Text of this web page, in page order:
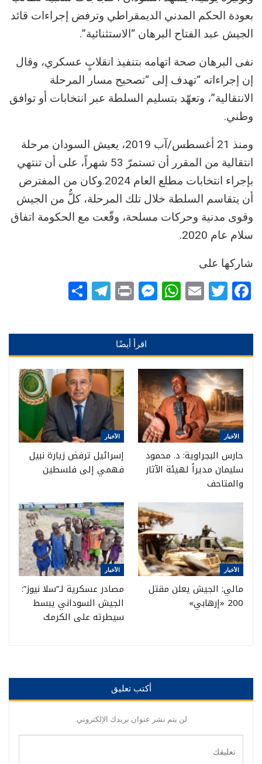
بعودة الحكم المدني الديمقراطي وترفض إجراءات قائد
الجيش عبد الفتاح البرهان “الاستثنائية”.
نفى البرهان صحة اتهامه بتنفيذ انقلابٍ عسكري، وقال
إن إجراءاته “تهدف إلى “تصحيح مسار المرحلة
الانتقالية”، وتعهّد بتسليم السلطة عبر انتخابات أو توافق
وطني.
ومنذ 21 أغسطس/آب 2019، يعيش السودان مرحلة
انتقالية من المقرر أن تستمرّ 53 شهراً، على أن تنتهي
بإجراء انتخابات مطلع العام 2024.وكان من المفترض
أن يتقاسم السلطة خلال تلك المرحلة، كلٌّ من الجيش
وقوى مدنية وحركات مسلحة، وقّعت مع الحكومة اتفاق
سلام عام 2020.
شاركها على
Facebook
Twitter
Email
WhatsApp
Messenger
Print
Telegram
اقرأ أيضًا
الأخبار
حارس البجراوية: د. محمود
سليمان مديراً لهيئة الآثار
والمتاحف
الأخبار
إسرائيل ترفض زيارة نبيل
فهمي إلى فلسطين
الأخبار
مالي: الجيش يعلن مقتل
200 «إرهابي»
الأخبار
مصادر عسكرية لـ”سلا نيوز”:
الجيش السوداني يبسط
سيطرته على الكرمك
أكتب تعليق
لن يتم نشر عنوان بريدك الإلكتروني.